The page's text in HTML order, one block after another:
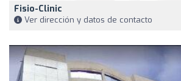
Fisio-Clinic
Ver dirección y datos de contacto